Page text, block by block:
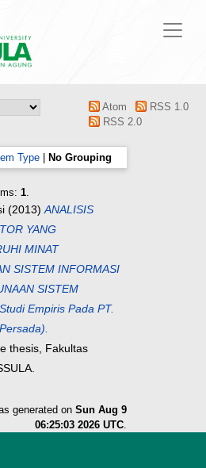
Atom
RSS 1.0
RSS 2.0
Type No Grouping
1.
(2013)ANALISIS
YANG
MINAT
SISTEM INFORMASI
SISTEM
Empiris Pada PT.
thesis, Fakultas
generated on Sun Aug 9
06:25:03 2026 UTC.